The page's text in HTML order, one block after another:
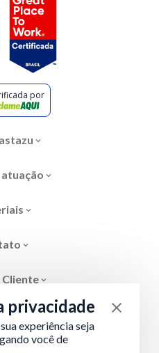
por
privacidade
experiência seja
você de